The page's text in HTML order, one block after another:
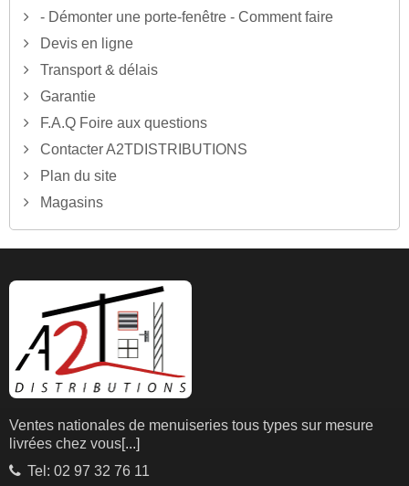
- Démonter une porte-fenêtre - Comment faire
Devis en ligne
Transport & délais
Garantie
F.A.Q Foire aux questions
Contacter A2TDISTRIBUTIONS
Plan du site
Magasins
Ventes nationales de menuiseries tous types sur mesure
livrées chez vous[...]
Tel: 02 97 32 76 11